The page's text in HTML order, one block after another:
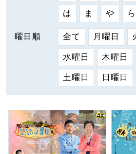
は ま や ら
曜日順 全て 月曜日
水曜日 木曜日
土曜日 日曜日